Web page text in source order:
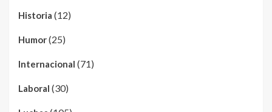
Historia (12)
Humor(25)
Internacional (71)
Laboral (30)